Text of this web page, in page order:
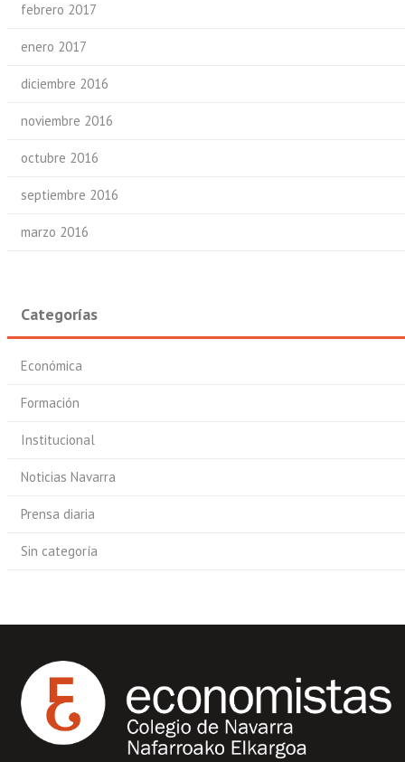
febrero 2017
enero 2017
diciembre 2016
noviembre 2016
octubre 2016
septiembre 2016
marzo 2016
Categorías
Económica
Formación
Institucional
Noticias Navarra
Prensa diaria
Sin categoría